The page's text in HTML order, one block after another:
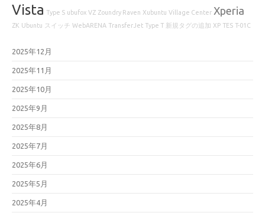
Vista Type S ubufox VZ Zoundry Raven Xubuntu Village Center Xperia
ZK Ubuntu スイッチ WebARENA TransferJet Type T 新規タグの追加 XP TES T-01C
2025年12月
2025年11月
2025年10月
2025年9月
2025年8月
2025年7月
2025年6月
2025年5月
2025年4月